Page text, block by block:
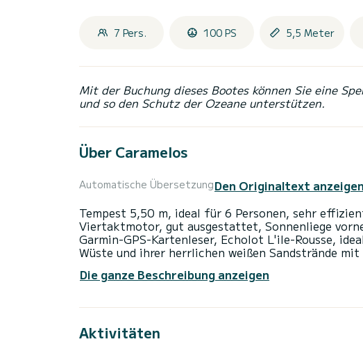
7 Pers. 100 PS 5,5 Meter
Mit der Buchung dieses Bootes können Sie eine
und so den Schutz der Ozeane unterstützen.
Über Caramelos
Automatische ÜbersetzungDen Originaltext anzeigen
Tempest 5,50 m, ideal für 6 Personen, sehr
Viertaktmotor, gut ausgestattet, Sonnenliege
Garmin-GPS-Kartenleser, Echolot L'ile-Rousse,
Wüste und ihrer herrlichen weißen Sandstrände
Ich berate Sie gerne, damit Sie einen
Die ganze Beschreibung anzeigen
Aktivitäten